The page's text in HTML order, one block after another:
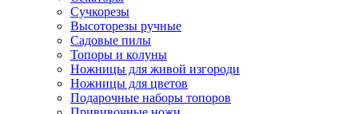
Сучкорезы
Высоторезы ручные
Садовые пилы
Топоры и колуны
Ножницы для живой изгороди
Ножницы для цветов
Подарочные наборы топоров